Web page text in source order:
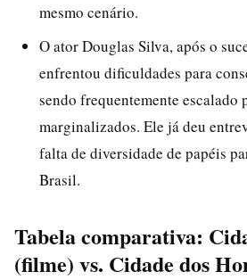
mesmo cenário.
O ator Douglas Silva, após o
enfrentou dificuldades para
sendo frequentemente escalado
marginalizados. Ele já deu
falta de diversidade de papéis
Brasil.
Tabela comparativa:
(filme) vs. Cidade dos